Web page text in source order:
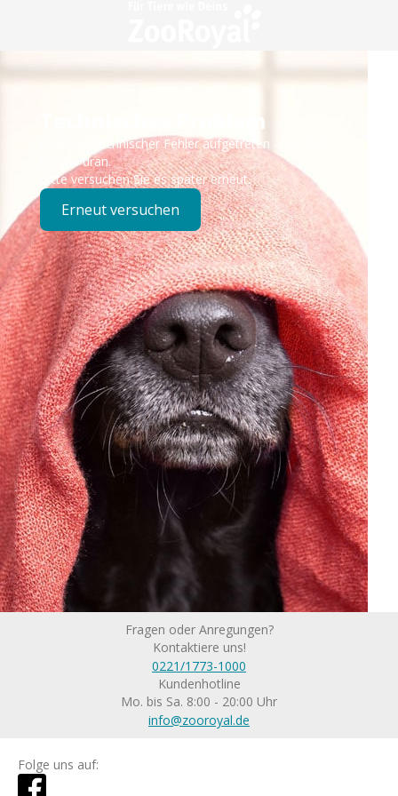
Technisches Problem
Es ist ein technischer Fehler aufgetreten – wir sind
bereits dran.
Bitte versuchen Sie es später erneut.
Erneut versuchen
Fragen oder Anregungen?
Kontaktiere uns!
0221/1773-1000
Kundenhotline
Mo. bis Sa. 8:00 - 20:00 Uhr
info@zooroyal.de
Folge uns auf: